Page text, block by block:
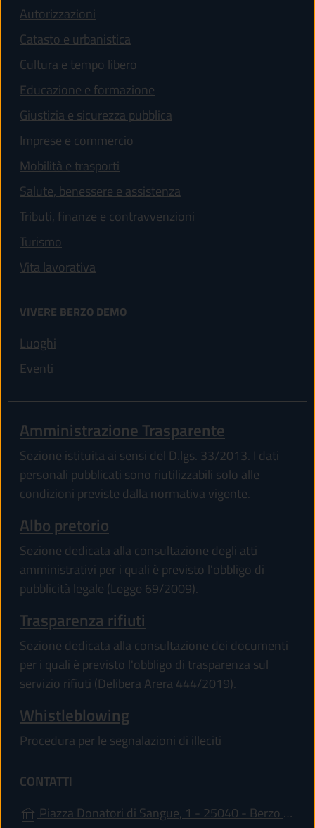
Autorizzazioni
Catasto e urbanistica
Cultura e tempo libero
Educazione e formazione
Giustizia e sicurezza pubblica
Imprese e commercio
Mobilità e trasporti
Salute, benessere e assistenza
Tributi, finanze e contravvenzioni
Turismo
Vita lavorativa
VIVERE BERZO DEMO
Luoghi
Eventi
Amministrazione Trasparente
Sezione istituita ai sensi del D.lgs. 33/2013. I dati
personali pubblicati sono riutilizzabili solo alle
condizioni previste dalla normativa vigente.
Albo pretorio
Sezione dedicata alla consultazione degli atti
amministrativi per i quali è previsto l'obbligo di
pubblicità legale (Legge 69/2009).
Trasparenza rifiuti
Sezione dedicata alla consultazione dei documenti
per i quali è previsto l'obbligo di trasparenza sul
servizio rifiuti (Delibera Arera 444/2019).
Whistleblowing
Procedura per le segnalazioni di illeciti
CONTATTI
Piazza Donatori di Sangue, 1 - 25040 - Berzo Demo (BS)